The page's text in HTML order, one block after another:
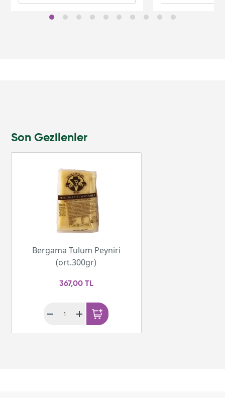
Son Gezilenler
Bergama Tulum Peyniri
(ort.300gr)
367,00 TL